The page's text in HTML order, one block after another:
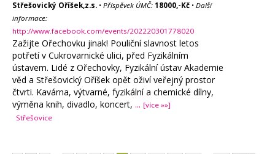
Střešovický Oříšek,z.s. • Příspěvek ÚMČ: 18000,-Kč • Další
informace:
http://www.facebook.com/events/202220301778020
Zažijte Ořechovku jinak! Pouliční slavnost letos
potřetí v Cukrovarnické ulici, před Fyzikálním
ústavem. Lidé z Ořechovky, Fyzikální ústav Akademie
věd a Střešovický Oříšek opět oživí veřejný prostor
čtvrti. Kavárna, výtvarné, fyzikální a chemické dílny,
výměna knih, divadlo, koncert, ... [více »»]
Střešovice